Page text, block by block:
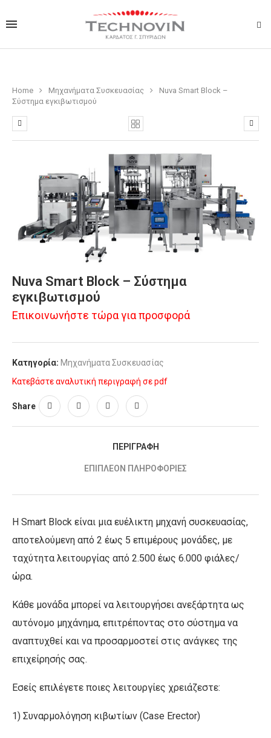
Home Μηχανήματα Συσκευασίας
Nuva Smart Block –
Σύστημα εγκιβωτισμού
Nuva Smart Block – Σύστημα
εγκιβωτισμού
Επικοινωνήστε τώρα για προσφορά
Κατηγορία: Μηχανήματα Συσκευασίας
Κατεβάστε αναλυτική περιγραφή σε pdf
Share
ΠΕΡΙΓΡΑΦΉ
ΕΠΙΠΛΈΟΝ ΠΛΗΡΟΦΟΡΊΕΣ
Η Smart Block είναι μια ευέλικτη μηχανή συσκευασίας,
αποτελούμενη από 2 έως 5 επιμέρους μονάδες, με
ταχύτητα λειτουργίας από 2.500 έως 6.000 φιάλες/
ώρα.
Κάθε μονάδα μπορεί να λειτουργήσει ανεξάρτητα ως
αυτόνομo μηχάνημα, επιτρέποντας στο σύστημα να
αναπτυχθεί και να προσαρμοστεί στις ανάγκες της
επιχείρησής σας.
Εσείς επιλέγετε ποιες λειτουργίες χρειάζεστε:
1) Συναρμολόγηση κιβωτίων (Case Erector)